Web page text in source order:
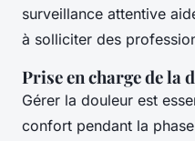
surveillance attentive
à solliciter des
Prise en charge de la
Gérer la douleur est
confort pendant la